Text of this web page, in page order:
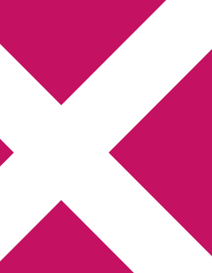
thrillers
Författarfemman
Webbshop Amazon
Bloggmaraton
Min tv-blogg
for From the Dead